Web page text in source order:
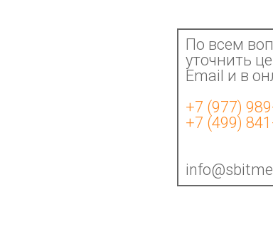
По всем
уточнить
Email и в
+7 (977)
+7 (499)